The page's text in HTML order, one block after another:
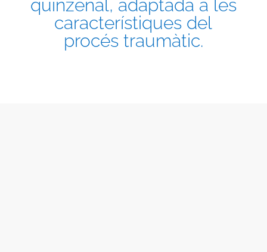
quinzenal, adaptada a les
característiques del
procés traumàtic.